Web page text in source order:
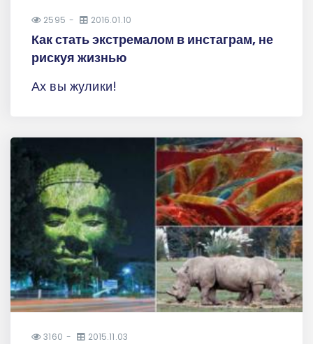
2595 2016.01.10
Как стать экстремалом в инстаграм, не
рискуя жизнью
Ах вы жулики!
3160 2015.11.03